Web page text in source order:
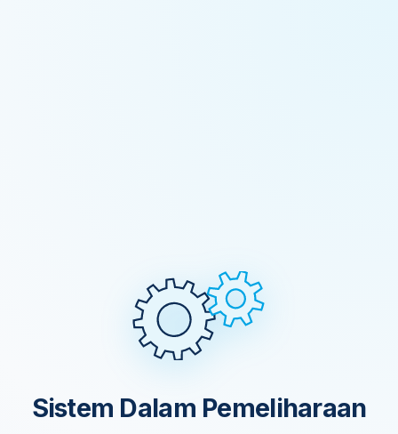
Sistem Dalam Pemeliharaan